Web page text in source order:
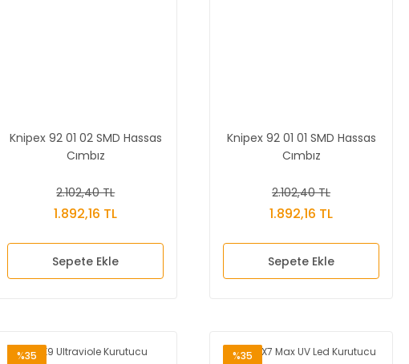
Knipex 92 01 02 SMD Hassas
Cımbız
2.102,40 TL
1.892,16 TL
Sepete Ekle
Knipex 92 01 01 SMD Hassas
Cımbız
2.102,40 TL
1.892,16 TL
Sepete Ekle
%35 %35